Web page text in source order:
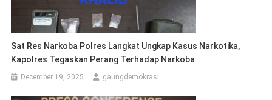
Sat Res Narkoba Polres Langkat Ungkap Kasus Narkotika,
Kapolres Tegaskan Perang Terhadap Narkoba
December 19, 2025 gaungdemokrasi